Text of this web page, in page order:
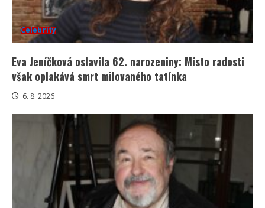
Celebrity
Eva Jeníčková oslavila 62. narozeniny: Místo radosti
však oplakává smrt milovaného tatínka
6. 8. 2026